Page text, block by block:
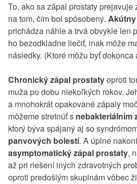
To, ako sa zápal prostaty
na tom, čím bol spôsobený.
prichádza náhle a trvá obvykle len
ho bezodkladne liečiť, inak môže
následky. (Ktoré môžu byť dokonca
Chronický zápal prostatyoproti
muža po dobu niekoľkých rokov.
a mnohokrát opakované zápaly
môžeme stretnúť s nebakteriálním
ktorý býva spájaný aj so
panvových bolestí. A úplne
asymptomatický zápal prostaty,
až pri riešení iných zdravotných
oproti predošlým skupinám vôbec